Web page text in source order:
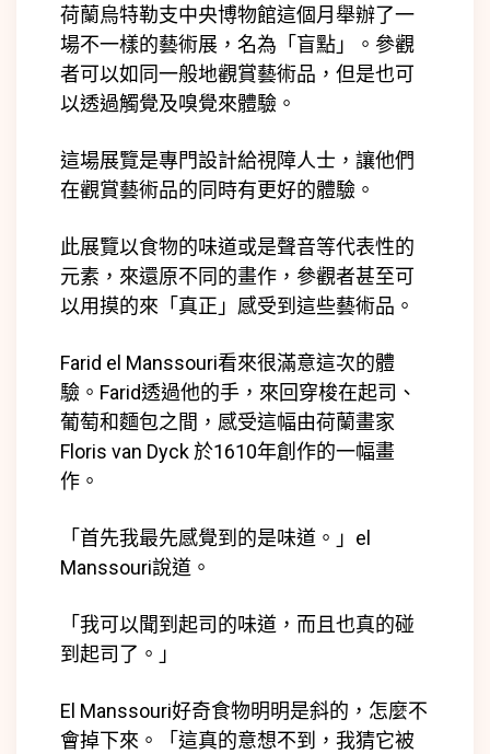
荷蘭烏特勒支中央博物館這個月舉辦了一
場不一樣的藝術展，名為「盲點」。參觀
者可以如同一般地觀賞藝術品，但是也可
以透過觸覺及嗅覺來體驗。
這場展覽是專門設計給視障人士，讓他們
在觀賞藝術品的同時有更好的體驗。
此展覽以食物的味道或是聲音等代表性的
元素，來還原不同的畫作，參觀者甚至可
以用摸的來「真正」感受到這些藝術品。
Farid el Manssouri看來很滿意這次的體
驗。Farid透過他的手，來回穿梭在起司、
葡萄和麵包之間，感受這幅由荷蘭畫家
Floris van Dyck 於1610年創作的一幅畫
作。
「首先我最先感覺到的是味道。」el
Manssouri說道。
「我可以聞到起司的味道，而且也真的碰
到起司了。」
El Manssouri好奇食物明明是斜的，怎麼不
會掉下來。「這真的意想不到，我猜它被